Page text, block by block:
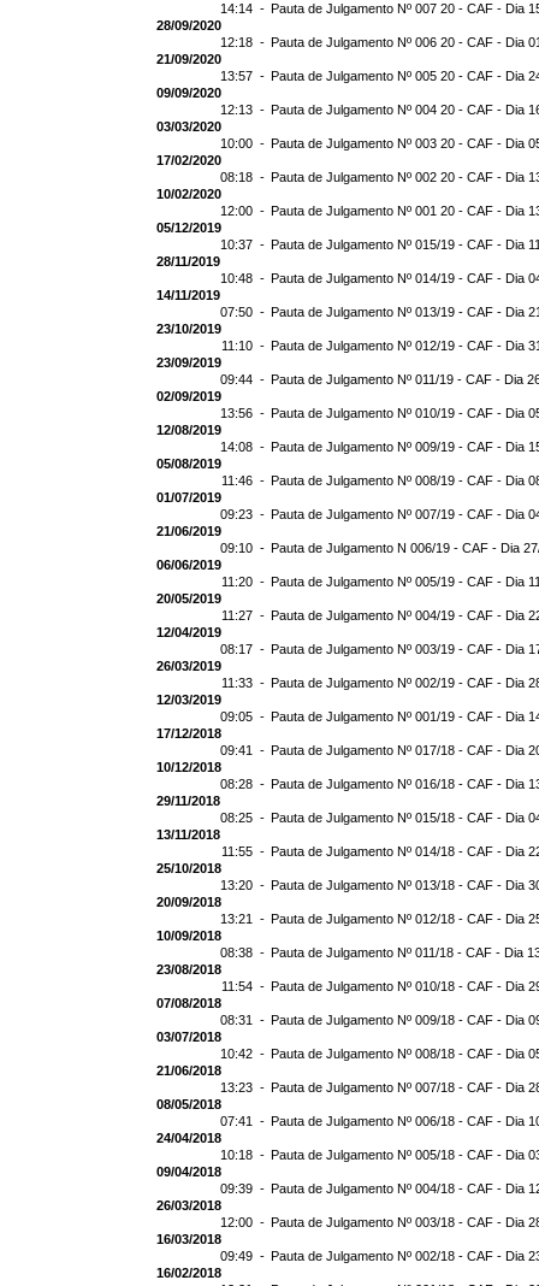
14:14 - Pauta de Julgamento Nº 007 20 - CAF - Dia
28/09/2020
12:18 - Pauta de Julgamento Nº 006 20 - CAF - Dia
21/09/2020
13:57 - Pauta de Julgamento Nº 005 20 - CAF - Dia
09/09/2020
12:13 - Pauta de Julgamento Nº 004 20 - CAF - Dia
03/03/2020
10:00 - Pauta de Julgamento Nº 003 20 - CAF - Dia
17/02/2020
08:18 - Pauta de Julgamento Nº 002 20 - CAF - Dia
10/02/2020
12:00 - Pauta de Julgamento Nº 001 20 - CAF - Dia
05/12/2019
10:37 - Pauta de Julgamento Nº 015/19 - CAF - Dia
28/11/2019
10:48 - Pauta de Julgamento Nº 014/19 - CAF - Dia
14/11/2019
07:50 - Pauta de Julgamento Nº 013/19 - CAF - Dia
23/10/2019
11:10 - Pauta de Julgamento Nº 012/19 - CAF - Dia
23/09/2019
09:44 - Pauta de Julgamento Nº 011/19 - CAF - Dia
02/09/2019
13:56 - Pauta de Julgamento Nº 010/19 - CAF - Dia
12/08/2019
14:08 - Pauta de Julgamento Nº 009/19 - CAF - Dia
05/08/2019
11:46 - Pauta de Julgamento Nº 008/19 - CAF - Dia
01/07/2019
09:23 - Pauta de Julgamento Nº 007/19 - CAF - Dia
21/06/2019
09:10 - Pauta de Julgamento N 006/19 - CAF - Dia
06/06/2019
11:20 - Pauta de Julgamento Nº 005/19 - CAF - Dia
20/05/2019
11:27 - Pauta de Julgamento Nº 004/19 - CAF - Dia
12/04/2019
08:17 - Pauta de Julgamento Nº 003/19 - CAF - Dia
26/03/2019
11:33 - Pauta de Julgamento Nº 002/19 - CAF - Dia
12/03/2019
09:05 - Pauta de Julgamento Nº 001/19 - CAF - Dia
17/12/2018
09:41 - Pauta de Julgamento Nº 017/18 - CAF - Dia
10/12/2018
08:28 - Pauta de Julgamento Nº 016/18 - CAF - Dia
29/11/2018
08:25 - Pauta de Julgamento Nº 015/18 - CAF - Dia
13/11/2018
11:55 - Pauta de Julgamento Nº 014/18 - CAF - Dia
25/10/2018
13:20 - Pauta de Julgamento Nº 013/18 - CAF - Dia
20/09/2018
13:21 - Pauta de Julgamento Nº 012/18 - CAF - Dia
10/09/2018
08:38 - Pauta de Julgamento Nº 011/18 - CAF - Dia
23/08/2018
11:54 - Pauta de Julgamento Nº 010/18 - CAF - Dia
07/08/2018
08:31 - Pauta de Julgamento Nº 009/18 - CAF - Dia
03/07/2018
10:42 - Pauta de Julgamento Nº 008/18 - CAF - Dia
21/06/2018
13:23 - Pauta de Julgamento Nº 007/18 - CAF - Dia
08/05/2018
07:41 - Pauta de Julgamento Nº 006/18 - CAF - Dia
24/04/2018
10:18 - Pauta de Julgamento Nº 005/18 - CAF - Dia
09/04/2018
09:39 - Pauta de Julgamento Nº 004/18 - CAF - Dia
26/03/2018
12:00 - Pauta de Julgamento Nº 003/18 - CAF - Dia
16/03/2018
09:49 - Pauta de Julgamento Nº 002/18 - CAF - Dia
16/02/2018